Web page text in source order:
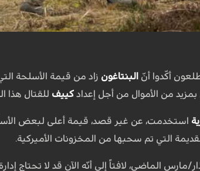
أكّدوا أنّ البنتاغون
من الأموال من أجل إعداد كييف للقتال هذا
استخدمت، عن غير قصد، قيمة أعلى لبعض
التي تم سحبها من المخزونات الأميركية.
الماضي، لافتاً إلى أنّه الآن قد لا تحتاج